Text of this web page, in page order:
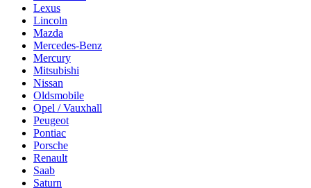
Lexus
Lincoln
Mazda
Mercedes-Benz
Mercury
Mitsubishi
Nissan
Oldsmobile
Opel / Vauxhall
Peugeot
Pontiac
Porsche
Renault
Saab
Saturn